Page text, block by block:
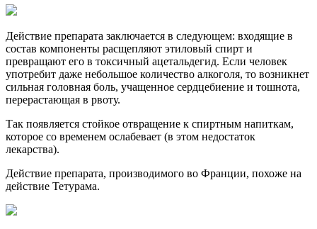
Действие препарата заключается в следующем: входящие в
состав компоненты расщепляют этиловый спирт и
превращают его в токсичный ацетальдегид. Если человек
употребит даже небольшое количество алкоголя, то возникнет
сильная головная боль, учащенное сердцебиение и тошнота,
перерастающая в рвоту.
Так появляется стойкое отвращение к спиртным напиткам,
которое со временем ослабевает (в этом недостаток
лекарства).
Действие препарата, производимого во Франции, похоже на
действие Тетурама.